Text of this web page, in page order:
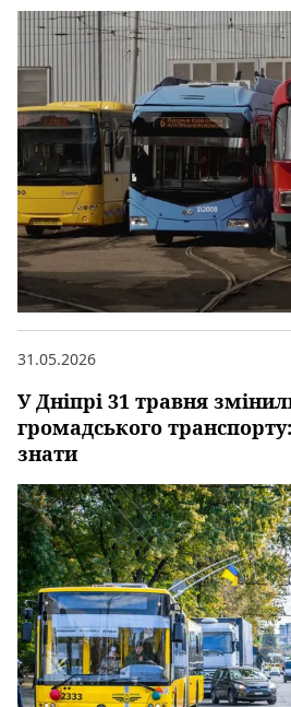
У Дніпрі 31 травня
громадського
знати
31.05.2026